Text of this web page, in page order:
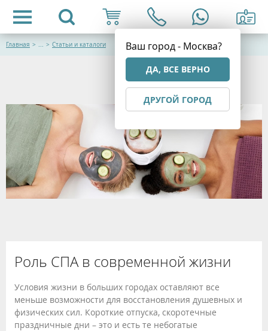
Ваш город - Москва?
ДА, ВСЕ ВЕРНО
ДРУГОЙ ГОРОД
Главная > ... > Статьи и каталоги
Роль СПА в современной жизни
Условия жизни в больших городах оставляют все
меньше возможности для восстановления душевных и
физических сил. Короткие отпуска, скоротечные
праздничные дни – это и есть те небогатые